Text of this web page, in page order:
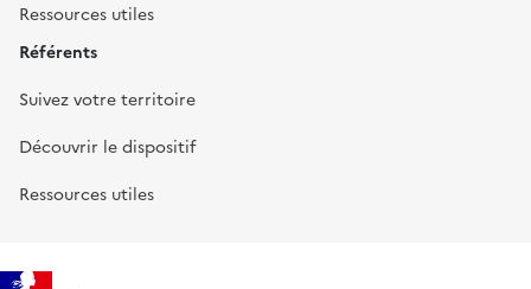
Ressources utiles
Référents
Suivez votre territoire
Découvrir le dispositif
Ressources utiles